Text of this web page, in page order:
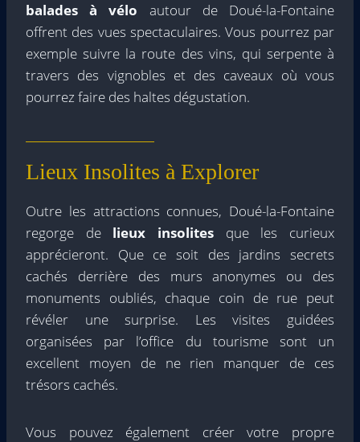
balades à vélo autour de Doué-la-Fontaine
offrent des vues spectaculaires. Vous pourrez par
exemple suivre la route des vins, qui serpente à
travers des vignobles et des caveaux où vous
pourrez faire des haltes dégustation.
Lieux Insolites à Explorer
Outre les attractions connues, Doué-la-Fontaine
regorge de lieux insolites que les curieux
apprécieront. Que ce soit des jardins secrets
cachés derrière des murs anonymes ou des
monuments oubliés, chaque coin de rue peut
révéler une surprise. Les visites guidées
organisées par l’office du tourisme sont un
excellent moyen de ne rien manquer de ces
trésors cachés.
Vous pouvez également créer votre propre